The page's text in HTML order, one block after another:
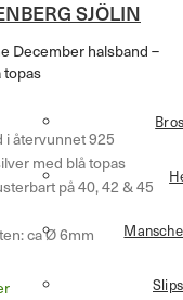
SJÖLIN
December halsband –
topas
i återvunnet 925
med blå topas
på 40, 42 & 45
ca Ø 6mm